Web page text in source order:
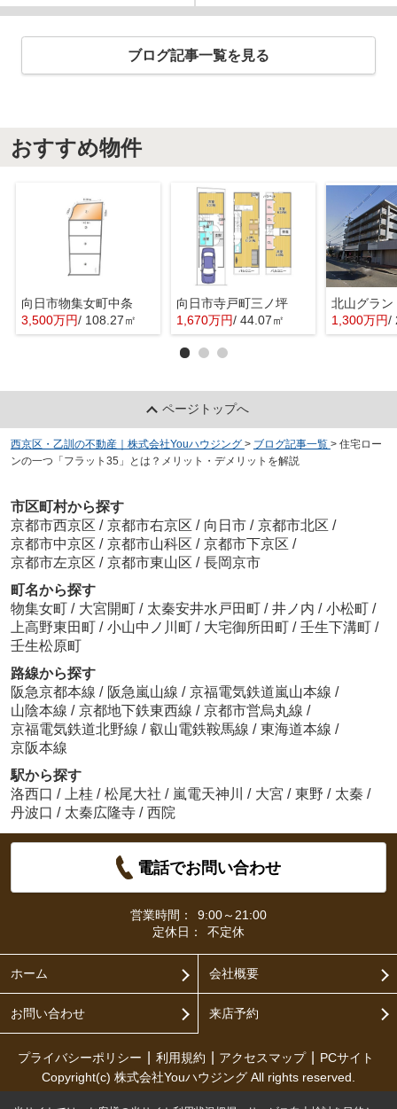
ブログ記事一覧を見る
おすすめ物件
向日市物集女町中条
3,500万円/ 108.27㎡
向日市寺戸町三ノ坪
1,670万円/ 44.07㎡
北山グラン
1,300万円/
ページトップへ
西京区・乙訓の不動産｜株式会社Youハウジング > ブログ記事一覧 > 住宅ロー
ンの一つ「フラット35」とは？メリット・デメリットを解説
市区町村から探す
京都市西京区 / 京都市右京区 / 向日市 / 京都市北区 /
京都市中京区 / 京都市山科区 / 京都市下京区 /
京都市左京区 / 京都市東山区 / 長岡京市
町名から探す
物集女町 / 大宮開町 / 太秦安井水戸田町 / 井ノ内 / 小松町 /
上高野東田町 / 小山中ノ川町 / 大宅御所田町 / 壬生下溝町 /
壬生松原町
路線から探す
阪急京都本線 / 阪急嵐山線 / 京福電気鉄道嵐山本線 /
山陰本線 / 京都地下鉄東西線 / 京都市営烏丸線 /
京福電気鉄道北野線 / 叡山電鉄鞍馬線 / 東海道本線 /
京阪本線
駅から探す
洛西口 / 上桂 / 松尾大社 / 嵐電天神川 / 大宮 / 東野 / 太秦 /
丹波口 / 太秦広隆寺 / 西院
電話でお問い合わせ
営業時間：
9:00～21:00
定休日：
不定休
ホーム 会社概要
お問い合わせ 来店予約
プライバシーポリシー 利用規約 アクセスマップ
PCサイト
Copyright(c) 株式会社Youハウジング All rights reserved.